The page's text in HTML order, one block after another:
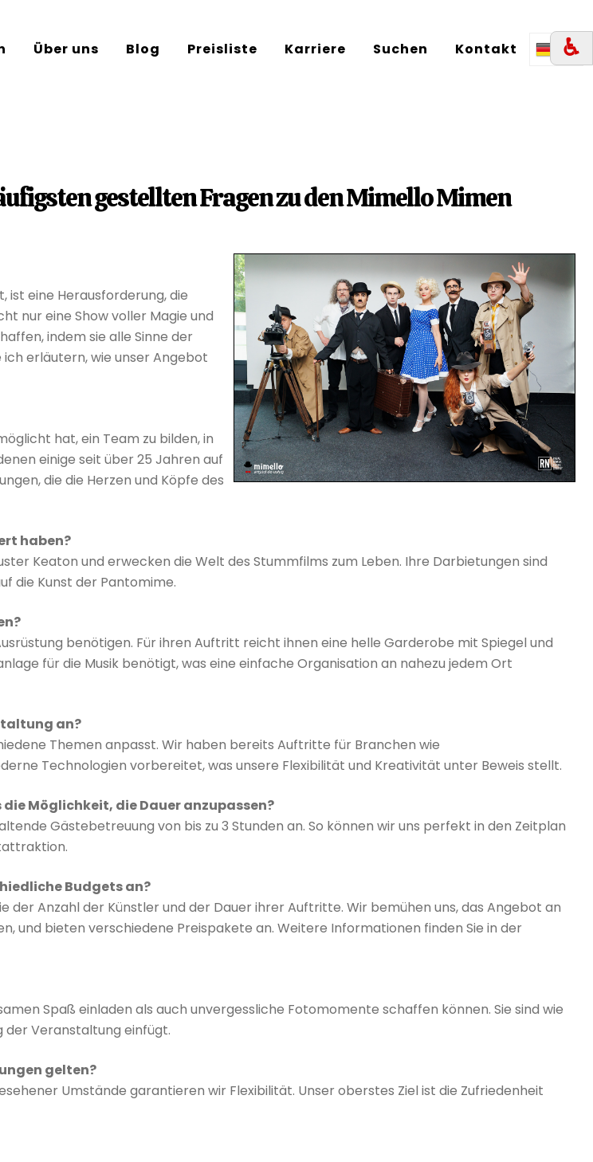
♿︎
DE
Über uns Blog Preisliste Karriere Suchen Kontakt
gestellten Fragen zu den Mimello Mimen
ist eine Herausforderung, die
nur eine Show voller Magie und
indem sie alle Sinne der
erläutern, wie unser Angebot
hat, ein Team zu bilden, in
einige seit über 25 Jahren auf
die die Herzen und Köpfe des
haben?
Keaton und erwecken die Welt des Stummfilms zum Leben. Ihre Darbietungen sind
die Kunst der Pantomime.
benötigen. Für ihren Auftritt reicht ihnen eine helle Garderobe mit Spiegel und
für die Musik benötigt, was eine einfache Organisation an nahezu jedem Ort
an?
Themen anpasst. Wir haben bereits Auftritte für Branchen wie
Technologien vorbereitet, was unsere Flexibilität und Kreativität unter Beweis stellt.
Möglichkeit, die Dauer anzupassen?
Gästebetreuung von bis zu 3 Stunden an. So können wir uns perfekt in den Zeitplan
Budgets an?
Anzahl der Künstler und der Dauer ihrer Auftritte. Wir bemühen uns, das Angebot an
und bieten verschiedene Preispakete an. Weitere Informationen finden Sie in der
Spaß einladen als auch unvergessliche Fotomomente schaffen können. Sie sind wie
der Veranstaltung einfügt.
gelten?
Umstände garantieren wir Flexibilität. Unser oberstes Ziel ist die Zufriedenheit